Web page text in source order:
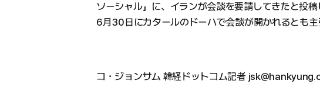
ソーシャル」に、イランが会談を要請してきたと投稿
6月30日にカタールのドーハで会談が開かれるとも主
コ・ジョンサム 韓経ドットコム記者